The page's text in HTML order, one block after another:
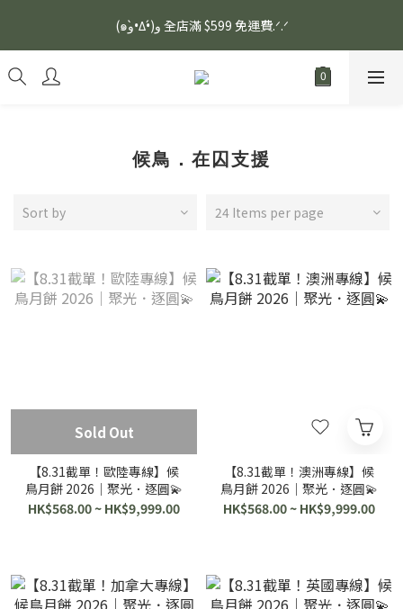
安眠熟睡、穩定血壓、瞓醒精神更集中🌿ASONE GABA TEA 如一
舒眠茶（15入）｜優質養生高山茶
(๑و•̀Δ•́)و 全店滿 $599 免運費.ᐟ.ᐟ
安眠熟睡、穩定血壓、瞓醒精神更集中🌿ASONE GABA TEA 如一
舒眠茶（15入）｜優質養生高山茶
候鳥．在囚支援
Sort by 24 Items per page
Sold Out
【8.31截單！歐陸專線】候
鳥月餅 2026｜聚光．逐圓💫
HK$568.00 ~ HK$9,999.00
【8.31截單！澳洲專線】候
鳥月餅 2026｜聚光．逐圓💫
HK$568.00 ~ HK$9,999.00